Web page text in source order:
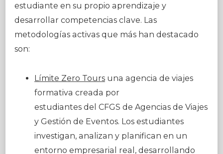
estudiante en su propio aprendizaje y
desarrollar competencias clave. Las
metodologías activas que más han destacado
son:
Límite Zero Tours una agencia de viajes
formativa creada por
estudiantes del CFGS de Agencias de Viajes
y Gestión de Eventos. Los estudiantes
investigan, analizan y planifican en un
entorno empresarial real, desarrollando